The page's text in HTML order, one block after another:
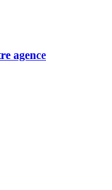
agence